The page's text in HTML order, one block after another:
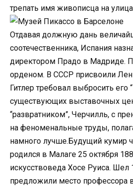
трепать имя живописца на
Отдавая должную дань
соотечественника, Испания
директором Прадо в Мадриде.
орденом. В СССР присвоили
Гитлер требовал выбросить его
существующих выставочных
“развратником”, Черчилль, с
на феноменальные труды,
намного лучше.Будущий кумир
родился в Малаге 25 октября
искусствоведа Хосе Руиса. Шел
предложили место профессора